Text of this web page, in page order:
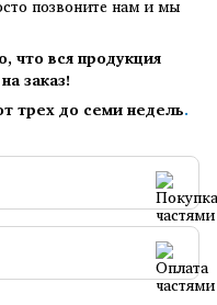
позвоните нам и мы
что вся продукция
заказ!
трех до семи недель.